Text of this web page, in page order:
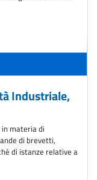
Industriale,
materia di
di brevetti,
di istanze relative a